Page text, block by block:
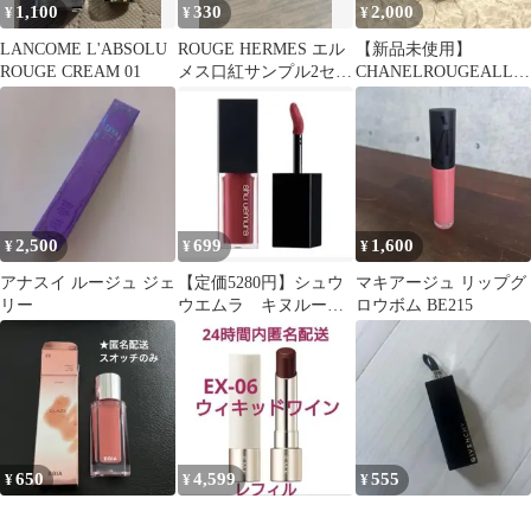
¥ 1,100
LANCOME L'ABSOLU
ROUGE CREAM 01
¥330
ROUGE HERMES エル
メス口紅サンプル2セッ
¥2,000
【新品未使用】
CHANELROUGEALLU
RELIQUIDPOWDER
¥2,500
アナスイ ルージュ ジェ
リー
¥ 699
【定価5280円】シュウ
ウエムラ キヌルージ
ュ クリーム KC OR
¥ 1,600
マキアージュ リップグ
ロウボム BE215
¥650 ¥ 4,599 ¥555